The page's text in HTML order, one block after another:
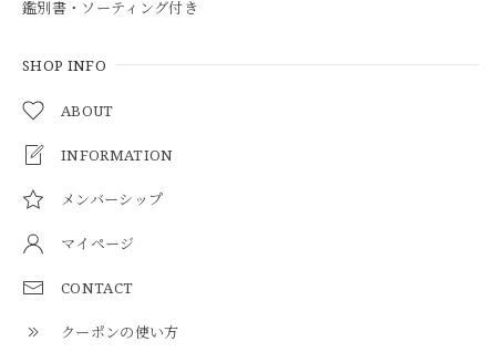
鑑別書・ソーティング付き
SHOP INFO
ABOUT
INFORMATION
メンバーシップ
マイページ
CONTACT
クーポンの使い方